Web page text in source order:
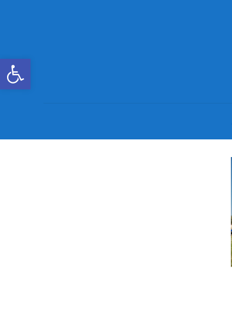
Ανοίξτε τη γραμμή εργαλείων